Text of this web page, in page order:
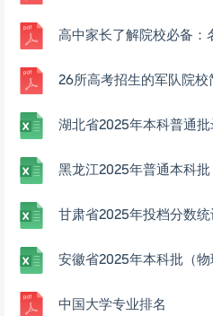
高中家长了解院校必备：
26所高考招生的军队院校
甘肃省2025年投档分数统
安徽省2025年本科批（
中国大学专业排名